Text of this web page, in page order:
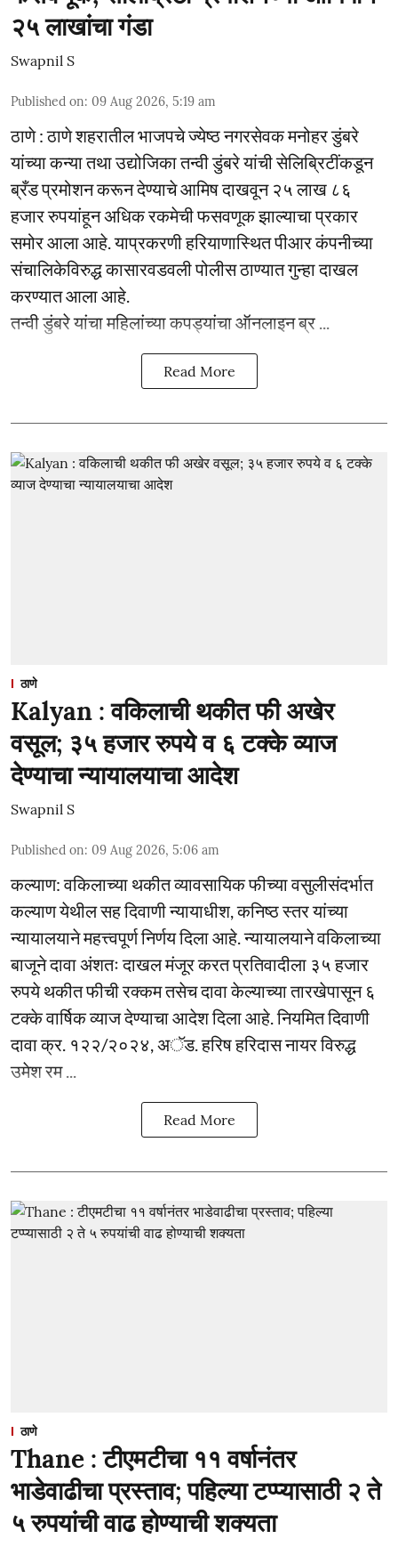
२५ लाखांचा गंडा
Swapnil S
Published on: 09 Aug 2026, 5:19 am
ठाणे : ठाणे शहरातील भाजपचे ज्येष्ठ नगरसेवक मनोहर डुंबरे
यांच्या कन्या तथा उद्योजिका तन्वी डुंबरे यांची सेलिब्रिटींकडून
ब्रँड प्रमोशन करून देण्याचे आमिष दाखवून २५ लाख ८६
हजार रुपयांहून अधिक रकमेची फसवणूक झाल्याचा प्रकार
समोर आला आहे. याप्रकरणी हरियाणास्थित पीआर कंपनीच्या
संचालिकेविरुद्ध कासारवडवली पोलीस ठाण्यात गुन्हा दाखल
करण्यात आला आहे.
तन्वी डुंबरे यांचा महिलांच्या कपड्यांचा ऑनलाइन ब्र ...
Read More
ठाणे
Kalyan : वकिलाची थकीत फी अखेर
वसूल; ३५ हजार रुपये व ६ टक्के व्याज
देण्याचा न्यायालयाचा आदेश
Swapnil S
Published on: 09 Aug 2026, 5:06 am
कल्याण: वकिलाच्या थकीत व्यावसायिक फीच्या वसुलीसंदर्भात
कल्याण येथील सह दिवाणी न्यायाधीश, कनिष्ठ स्तर यांच्या
न्यायालयाने महत्त्वपूर्ण निर्णय दिला आहे. न्यायालयाने वकिलाच्या
बाजूने दावा अंशतः दाखल मंजूर करत प्रतिवादीला ३५ हजार
रुपये थकीत फीची रक्कम तसेच दावा केल्याच्या तारखेपासून ६
टक्के वार्षिक व्याज देण्याचा आदेश दिला आहे. नियमित दिवाणी
दावा क्र. १२२/२०२४, अॅड. हरिष हरिदास नायर विरुद्ध
उमेश रम ...
Read More
ठाणे
Thane : टीएमटीचा ११ वर्षानंतर
भाडेवाढीचा प्रस्ताव; पहिल्या टप्प्यासाठी २ ते
५ रुपयांची वाढ होण्याची शक्यता